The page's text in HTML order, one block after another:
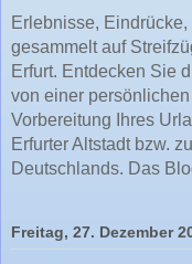
Erlebnisse,
gesammelt auf
Erfurt. Entdecken Sie
von einer
Vorbereitung Ihres
Erfurter Altstadt bzw.
Deutschlands. Das
Freitag, 27. Dezember